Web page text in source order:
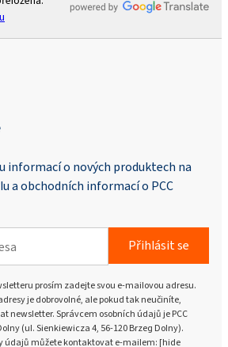
informací o nových produktech na
a obchodních informací o PCC
Přihlásit se
prosím zadejte svou e-mailovou adresu.
je dobrovolné, ale pokud tak neučiníte,
newsletter. Správcem osobních údajů je PCC
(ul. Sienkiewicza 4, 56-120 Brzeg Dolny).
údajů můžete kontaktovat e-mailem: [hide